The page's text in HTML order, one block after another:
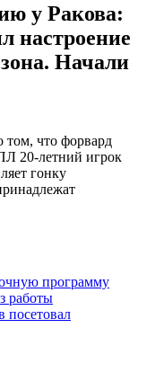
у Ракова:
настроение
Начали
том, что форвард
20-летний игрок
гонку
программу
работы